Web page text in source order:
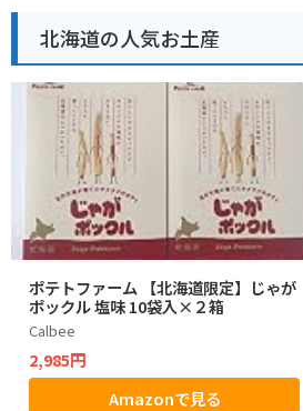
北海道の人気お土産
ポテトファーム 【北海道限定】じゃが
ポックル 塩味 10袋入×２箱
Calbee
2,985円
Amazonで見る